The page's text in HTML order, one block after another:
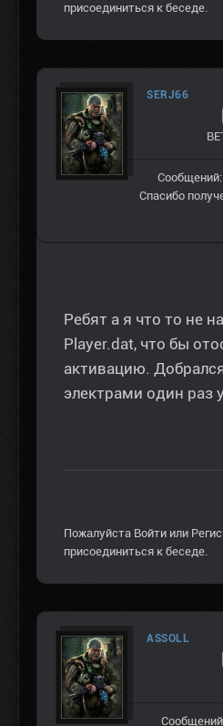
присоединиться к беседе.
SERJ66
Спасибо
Ребят а я что то не
Player.dat, что бы
активацию.
электрами один раз
Пожалуйста Войти или
присоединиться к беседе.
ASSOLL